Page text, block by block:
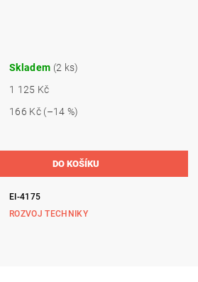
Skladem (2 ks)
1 125 Kč
166 Kč (–14 %)
EI-4175
ROZVOJ TECHNIKY